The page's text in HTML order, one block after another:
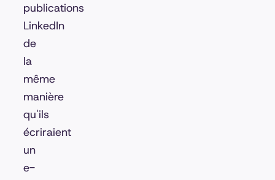
publications
LinkedIn
de
la
même
manière
qu'ils
écriraient
un
e-